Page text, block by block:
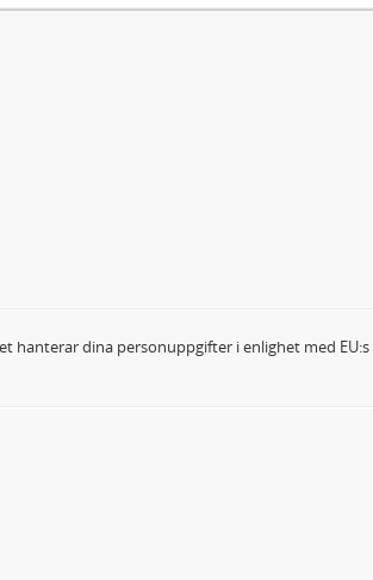
hanterar dina personuppgifter i enlighet med